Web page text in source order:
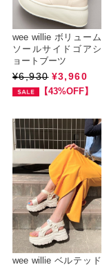
wee willie ボリューム
ソールサイドゴアシ
ョートブーツ
¥6,930 ¥3,960
【43%OFF】
wee willie ベルテッド